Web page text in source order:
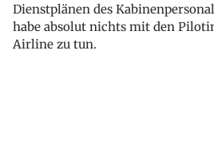
Dienstplänen des
habe absolut nichts mit den
Airline zu tun.